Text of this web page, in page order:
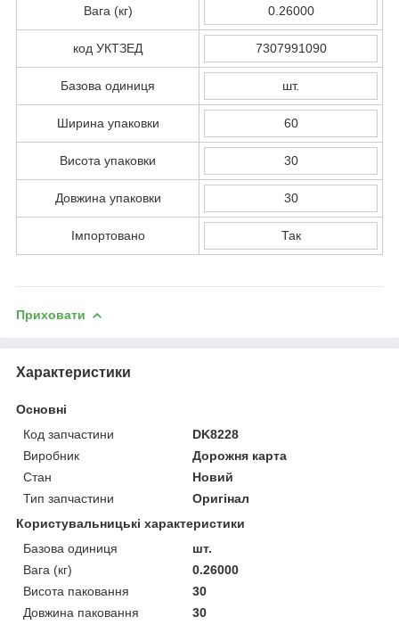
Вага (кг) 0.26000
код УКТЗЕД 7307991090
Базова одиниця шт.
Ширина упаковки 60
Висота упаковки 30
Довжина упаковки 30
Імпортовано Так
Приховати
Характеристики
Основні
Код запчастини
DK8228
Виробник
Дорожня карта
Стан
Новий
Тип запчастини
Оригінал
Користувальницькі характеристики
Базова одиниця
шт.
Вага (кг)
0.26000
Висота паковання
30
Довжина паковання
30